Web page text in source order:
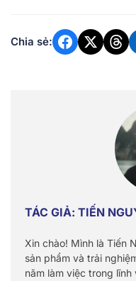
Chia sẻ:
TÁC GIẢ: TIẾN
Xin chào! Mình là Tiến
sản phẩm và trải
năm làm việc trong